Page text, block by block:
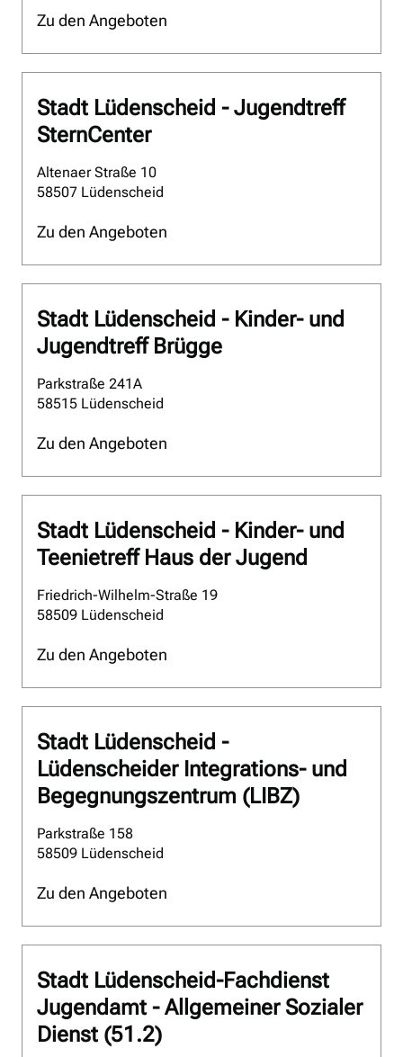
Zu den Angeboten
Stadt Lüdenscheid - Jugendtreff
SternCenter
Altenaer Straße 10
58507 Lüdenscheid
Zu den Angeboten
Stadt Lüdenscheid - Kinder- und
Jugendtreff Brügge
Parkstraße 241A
58515 Lüdenscheid
Zu den Angeboten
Stadt Lüdenscheid - Kinder- und
Teenietreff Haus der Jugend
Friedrich-Wilhelm-Straße 19
58509 Lüdenscheid
Zu den Angeboten
Stadt Lüdenscheid -
Lüdenscheider Integrations- und
Begegnungszentrum (LIBZ)
Parkstraße 158
58509 Lüdenscheid
Zu den Angeboten
Stadt Lüdenscheid-Fachdienst
Jugendamt - Allgemeiner Sozialer
Dienst (51.2)